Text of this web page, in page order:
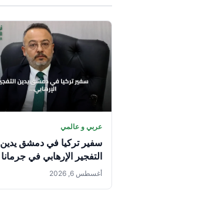
عربي و عالمي
سفير تركيا في دمشق يدين
التفجير الإرهابي في جرمانا
أغسطس 6, 2026